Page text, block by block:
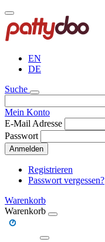
Direkt
zum
Inhalt
EN
DE
Suche
Mein Konto
E-Mail Adresse
Passwort
Anmelden
Registrieren
Passwort vergessen?
Warenkorb
Warenkorb